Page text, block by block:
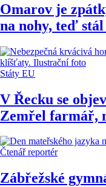
Omarov je
na nohy, teď
Státy EU
V Řecku se
Zemřel farmář,
Čtenář reportér
Zábřežské